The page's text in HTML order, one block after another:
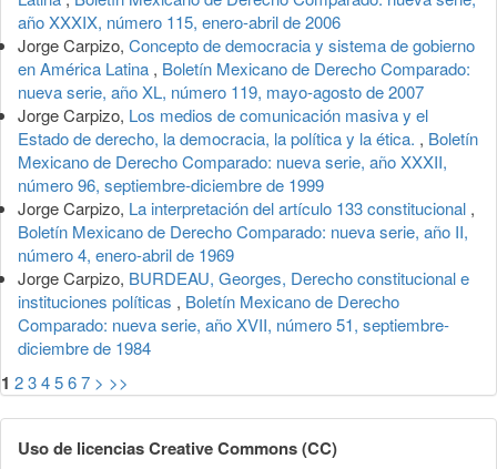
año XXXIX, número 115, enero-abril de 2006
Jorge Carpizo, Concepto de democracia y sistema de gobierno
en América Latina , Boletín Mexicano de Derecho Comparado:
nueva serie, año XL, número 119, mayo-agosto de 2007
Jorge Carpizo, Los medios de comunicación masiva y el
Estado de derecho, la democracia, la política y la ética. , Boletín
Mexicano de Derecho Comparado: nueva serie, año XXXII,
número 96, septiembre-diciembre de 1999
Jorge Carpizo, La interpretación del artículo 133 constitucional ,
Boletín Mexicano de Derecho Comparado: nueva serie, año II,
número 4, enero-abril de 1969
Jorge Carpizo, BURDEAU, Georges, Derecho constitucional e
instituciones políticas , Boletín Mexicano de Derecho
Comparado: nueva serie, año XVII, número 51, septiembre-
diciembre de 1984
1 234567 > >>
Uso de licencias Creative Commons (CC)